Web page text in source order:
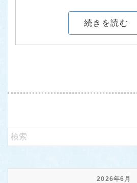
続きを読む
2026年6月